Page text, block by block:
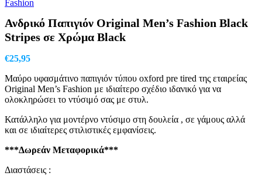
Ανδρικό Παπιγιόν Original Men’s Fashion Black
Stripes σε Χρώμα Black
€25,95
Μαύρο υφασμάτινο παπιγιόν τύπου oxford pre tired της εταιρείας
Original Men’s Fashion με ιδιαίτερο σχέδιο ιδανικό για να
ολοκληρώσει το ντύσιμό σας με στυλ.
Κατάλληλο για μοντέρνο ντύσιμο στη δουλεία , σε γάμους αλλά
και σε ιδιαίτερες στιλιστικές εμφανίσεις.
***Δωρεάν Μεταφορικά***
Διαστάσεις :